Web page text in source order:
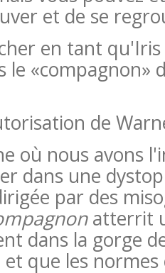
et de se
en tant qu'Iris
le «compagnon»
de
où nous avons
dans une
par des
atterrit
dans la gorge
que les